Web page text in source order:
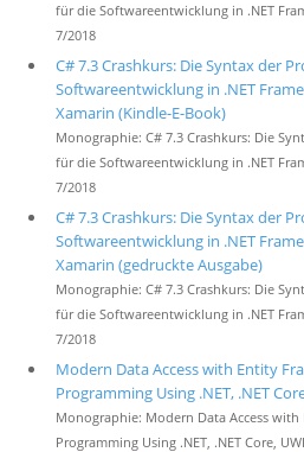
für die Softwareentwicklung in .NET
7/2018
C# 7.3 Crashkurs: Die Syntax der
Softwareentwicklung in .NET
Xamarin (Kindle-E-Book)
Monographie: C# 7.3 Crashkurs: Die
für die Softwareentwicklung in .NET
7/2018
C# 7.3 Crashkurs: Die Syntax der
Softwareentwicklung in .NET
Xamarin (gedruckte Ausgabe)
Monographie: C# 7.3 Crashkurs: Die
für die Softwareentwicklung in .NET
7/2018
Modern Data Access with Entity
Programming Using .NET, .NET
Monographie: Modern Data Access
Programming Using .NET, .NET Core,